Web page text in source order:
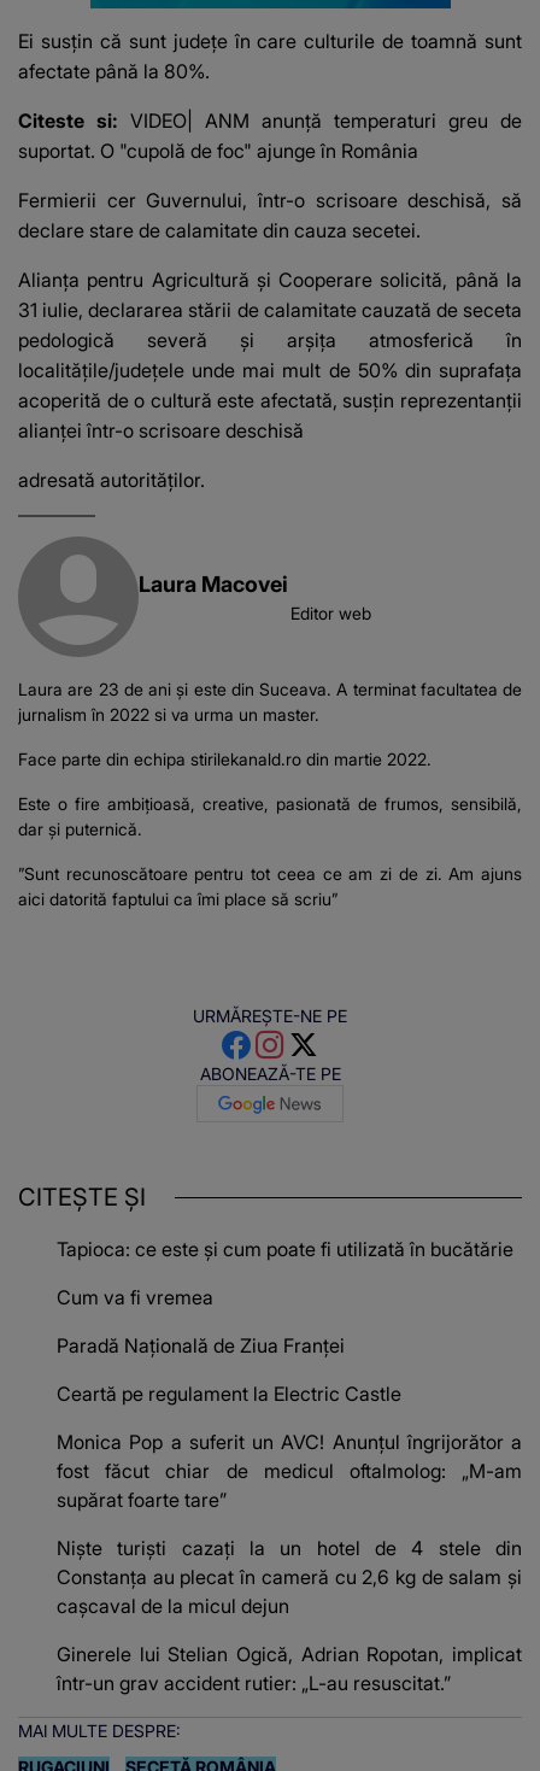
Ei susțin că sunt județe în care culturile de toamnă sunt
afectate până la 80%.
Citeste si: VIDEO| ANM anunță temperaturi greu de
suportat. O "cupolă de foc" ajunge în România
Fermierii cer Guvernului, într-o scrisoare deschisă, să
declare stare de calamitate din cauza secetei.
Alianţa pentru Agricultură şi Cooperare solicită, până la
31 iulie, declararea stării de calamitate cauzată de seceta
pedologică severă şi arşiţa atmosferică în
localităţile/judeţele unde mai mult de 50% din suprafaţa
acoperită de o cultură este afectată, susţin reprezentanţii
alianţei într-o scrisoare deschisă
adresată autorităţilor.
Laura Macovei
Editor web
Laura are 23 de ani și este din Suceava. A terminat facultatea de
jurnalism în 2022 si va urma un master.
Face parte din echipa stirilekanald.ro din martie 2022.
Este o fire ambițioasă, creative, pasionată de frumos, sensibilă,
dar și puternică.
”Sunt recunoscătoare pentru tot ceea ce am zi de zi. Am ajuns
aici datorită faptului ca îmi place să scriu”
URMĂREȘTE-NE PE
ABONEAZĂ-TE PE
CITEȘTE ȘI
Tapioca: ce este și cum poate fi utilizată în bucătărie
Cum va fi vremea
Paradă Națională de Ziua Franței
Ceartă pe regulament la Electric Castle
Monica Pop a suferit un AVC! Anunțul îngrijorător a
fost făcut chiar de medicul oftalmolog: „M-am
supărat foarte tare”
Niște turiști cazați la un hotel de 4 stele din
Constanța au plecat în cameră cu 2,6 kg de salam și
cașcaval de la micul dejun
Ginerele lui Stelian Ogică, Adrian Ropotan, implicat
într-un grav accident rutier: „L-au resuscitat.”
MAI MULTE DESPRE: